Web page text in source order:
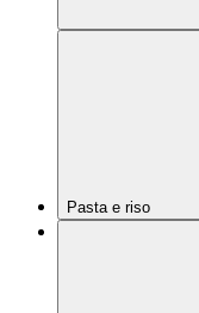
Pasta e riso